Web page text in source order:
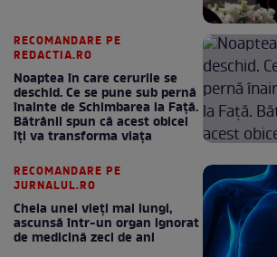
RECOMANDARE PE
REDACTIA.RO
Noaptea în care cerurile se
deschid. Ce se pune sub pernă
înainte de Schimbarea la Față.
Bătrânii spun că acest obicei
îți va transforma viața
RECOMANDARE PE
JURNALUL.RO
Cheia unei vieți mai lungi,
ascunsă într-un organ ignorat
de medicină zeci de ani